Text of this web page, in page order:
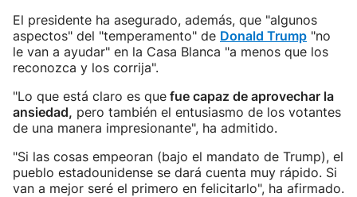
El presidente ha asegurado, además, que "algunos
aspectos" del "temperamento" de Donald Trump "no
le van a ayudar" en la Casa Blanca "a menos que los
reconozca y los corrija".
"Lo que está claro es que fue capaz de aprovechar la
ansiedad, pero también el entusiasmo de los votantes
de una manera impresionante", ha admitido.
"Si las cosas empeoran (bajo el mandato de Trump), el
pueblo estadounidense se dará cuenta muy rápido. Si
van a mejor seré el primero en felicitarlo", ha afirmado.